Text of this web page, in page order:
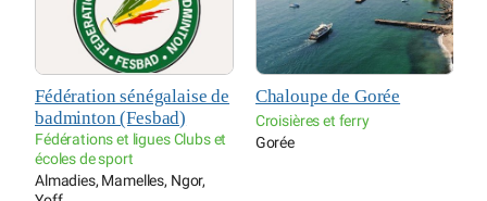
Chaloupe de Gorée
Croisières et ferry
Gorée
Parc forestier et
zoologique de Hann
Parcs et réserves